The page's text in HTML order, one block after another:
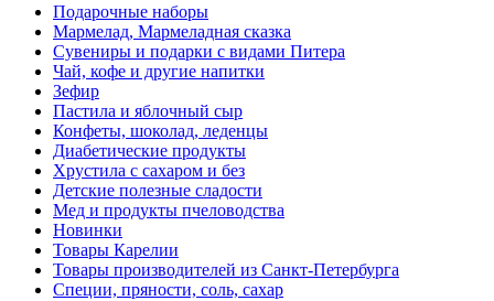
Подарочные наборы
Мармелад, Мармеладная сказка
Сувениры и подарки с видами Питера
Чай, кофе и другие напитки
Зефир
Пастила и яблочный сыр
Конфеты, шоколад, леденцы
Диабетические продукты
Хрустила с сахаром и без
Детские полезные сладости
Мед и продукты пчеловодства
Новинки
Товары Карелии
Товары производителей из Санкт-Петербурга
Специи, пряности, соль, сахар